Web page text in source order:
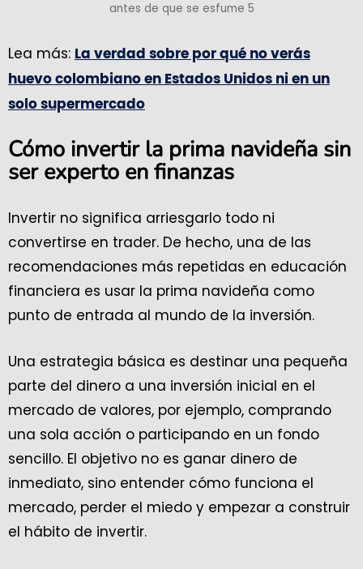
antes de que se esfume 5
Lea más: La verdad sobre por qué no verás
huevo colombiano en Estados Unidos ni en un
solo supermercado
Cómo invertir la prima navideña sin
ser experto en finanzas
Invertir no significa arriesgarlo todo ni
convertirse en trader. De hecho, una de las
recomendaciones más repetidas en educación
financiera es usar la prima navideña como
punto de entrada al mundo de la inversión.
Una estrategia básica es destinar una pequeña
parte del dinero a una inversión inicial en el
mercado de valores, por ejemplo, comprando
una sola acción o participando en un fondo
sencillo. El objetivo no es ganar dinero de
inmediato, sino entender cómo funciona el
mercado, perder el miedo y empezar a construir
el hábito de invertir.